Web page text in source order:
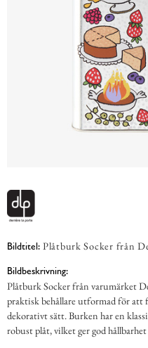
Bildtitel: Plåtburk Socker från
Bildbeskrivning:
Plåtburk Socker från varumärket
praktisk behållare utformad för att
dekorativt sätt. Burken har en
robust plåt, vilket ger god